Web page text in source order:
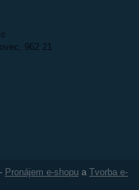
962 21
Pronájem e-shopu a Tvorba e-